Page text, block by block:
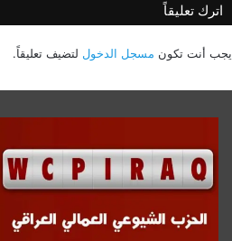
اترك تعليقاً
يجب أنت تكون مسجل الدخول لتضيف تعليقاً.